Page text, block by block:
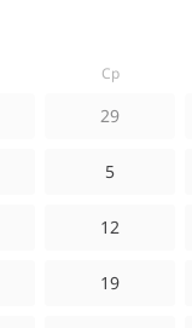
ср
29
5
12
19